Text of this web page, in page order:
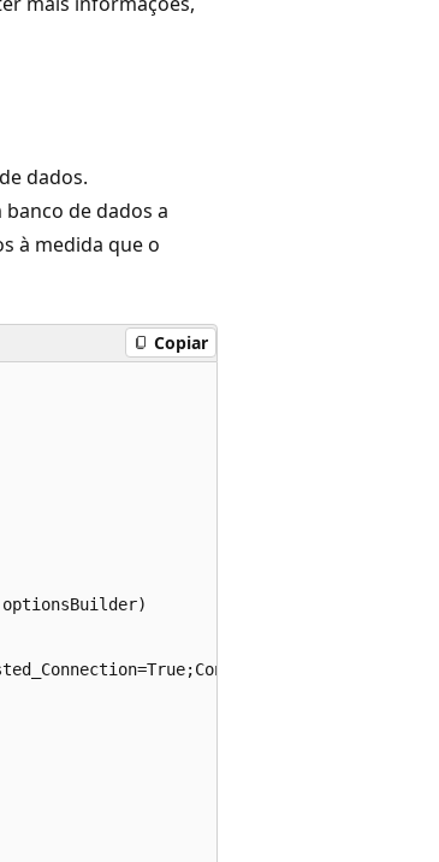
dados.
de dados a
à medida que o
Copiar